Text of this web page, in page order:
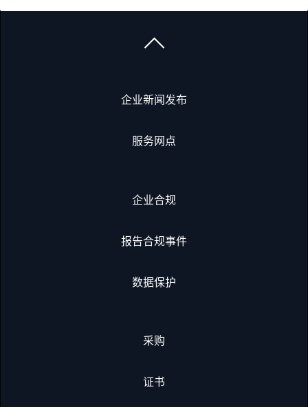
企业新闻发布
服务网点
企业合规
报告合规事件
数据保护
采购
证书